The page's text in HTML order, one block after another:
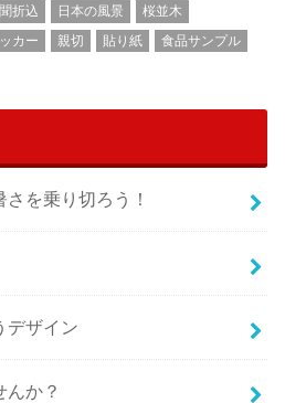
折込 日本の風景
桜並木
カー 親切 貼り紙 食品サンプル
を乗り切ろう！
デザイン
んか？